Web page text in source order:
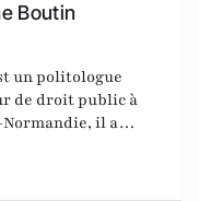
Boutin
un politologue
de droit public à
il a
2009) et co-